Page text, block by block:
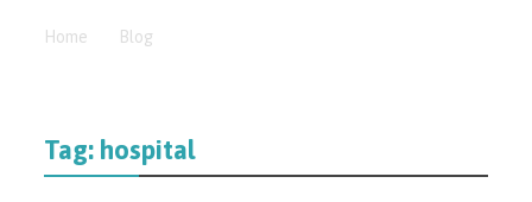
Home Blog
Tag: hospital